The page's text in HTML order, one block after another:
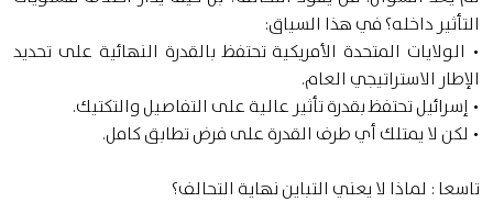
التأثير داخله؟ في هذا السياق:
• الولايات المتحدة الأمريكية تحتفظ بالقدرة النهائية على تحديد
الإطار الاستراتيجي العام.
• إسرائيل تحتفظ بقدرة تأثير عالية على التفاصيل والتكتيك.
• لكن لا يمتلك أي طرف القدرة على فرض تطابق كامل.
تاسعا : لماذا لا يعني التباين نهاية التحالف؟